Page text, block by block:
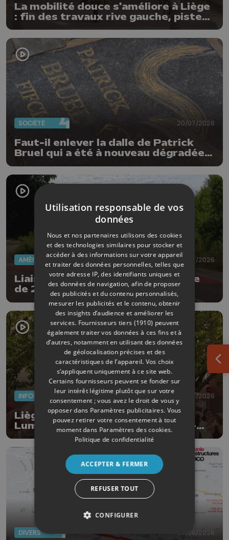
La mobilité douce s'améliore à Liège
: fin des travaux rive gauche, pistes
cyclo-piétonnes Avroy et
Guillemins...
SOCIÉTÉ 20/07/2026
Faut-il enlever la dalle de Patrick
Bruel qui a été à nouveau dégradée ?
AMÉNAGEMENT DU TERRITOIRE 07/07/2026
Liaison Tihange-Tinlot : ouverture
de 2 nouveaux tronçons
INFOS 01/07/2026
Liège a désormais sa place
Lumumba, dans le quartier Saint-
Léonard
DIVERS 05/06/2026
Utilisation responsable de vos
données
Nous et nos partenaires utilisons des cookies
et des technologies similaires pour stocker et
accéder à des informations sur votre appareil
et traiter des données personnelles, telles que
votre adresse IP, des identifiants uniques et
des données de navigation, afin de proposer
des publicités et du contenu personnalisés,
mesurer les publicités et le contenu, obtenir
des insights d’audience et améliorer les
services. Fournisseurs tiers (1910) peuvent
également traiter vos données à ces fins et à
d’autres, notamment en utilisant des données
de géolocalisation précises et des
caractéristiques de l’appareil. Vos choix
s’appliquent uniquement à ce site web.
Certains fournisseurs peuvent se fonder sur
leur intérêt légitime plutôt que sur votre
consentement ; vous avez le droit de vous y
opposer dans Paramètres publicitaires. Vous
pouvez retirer votre consentement à tout
moment dans Paramètres des cookies.
Politique de confidentialité
ACCEPTER & FERMER
REFUSER TOUT
CONFIGURER